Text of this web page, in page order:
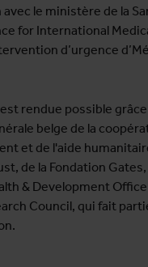
le ministère de la
for International
d’urgence
rendue possible
belge de la
et de l'aide
de la Fondation
& Development
Council, qui fait